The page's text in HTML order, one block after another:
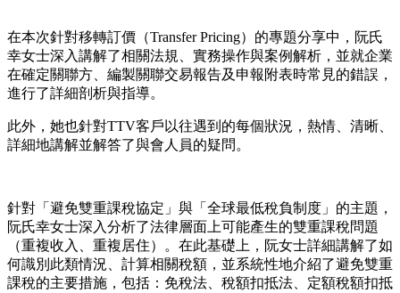
在本次針對移轉訂價（Transfer Pricing）的專題分享中，阮氏
幸女士深入講解了相關法規、實務操作與案例解析，並就企業
在確定關聯方、編製關聯交易報告及申報附表時常見的錯誤，
進行了詳細剖析與指導。
此外，她也針對TTV客戶以往遇到的每個狀況，熱情、清晰、
詳細地講解並解答了與會人員的疑問。
針對「避免雙重課稅協定」與「全球最低稅負制度」的主題，
阮氏幸女士深入分析了法律層面上可能產生的雙重課稅問題
（重複收入、重複居住）。在此基礎上，阮女士詳細講解了如
何識別此類情況、計算相關稅額，並系統性地介紹了避免雙重
課稅的主要措施，包括：免稅法、稅額扣抵法、定額稅額扣抵